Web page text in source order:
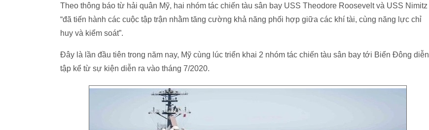
Theo thông báo từ hải quân Mỹ, hai nhóm tác chiến tàu sân bay USS Theodore Roosevelt và USS Nimitz
“đã tiến hành các cuộc tập trận nhằm tăng cường khả năng phối hợp giữa các khí tài, cùng năng lực chỉ
huy và kiểm soát”.
Đây là lần đầu tiên trong năm nay, Mỹ cùng lúc triển khai 2 nhóm tác chiến tàu sân bay tới Biển Đông diễn
tập kể từ sự kiện diễn ra vào tháng 7/2020.